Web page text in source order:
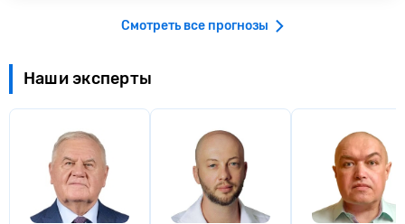
Смотреть все прогнозы
Наши эксперты